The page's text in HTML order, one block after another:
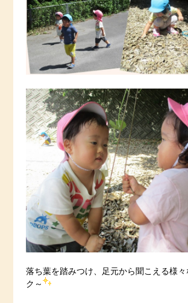
落ち葉を踏みつけ、足元から聞こえる様々
ク～